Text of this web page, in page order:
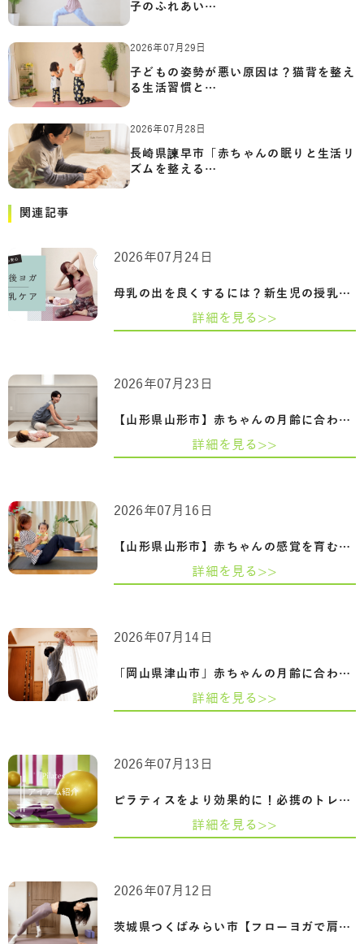
子のふれあい…
2026年07月29日
子どもの姿勢が悪い原因は？猫背を整え
る生活習慣と…
2026年07月28日
長崎県諫早市「赤ちゃんの眠りと生活リ
ズムを整える…
関連記事
母乳の出を良くするには？新生児の授乳回…
2026年07月24日
詳細を見る>>
【山形県山形市】赤ちゃんの月齢に合わせ…
2026年07月23日
詳細を見る>>
【山形県山形市】赤ちゃんの感覚を育むふ…
2026年07月16日
詳細を見る>>
「岡山県津山市」赤ちゃんの月齢に合わせ…
2026年07月14日
詳細を見る>>
ピラティスをより効果的に！必携のトレー…
2026年07月13日
詳細を見る>>
茨城県つくばみらい市【フローヨガで肩甲…
2026年07月12日